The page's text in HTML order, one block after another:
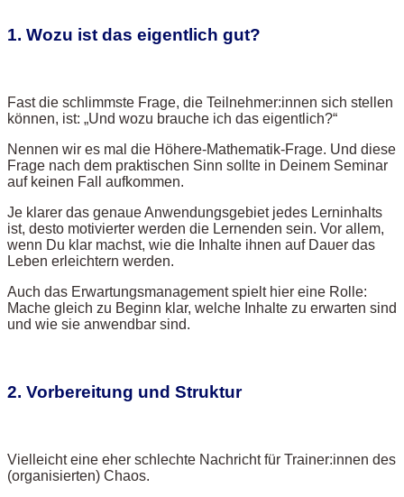
1. Wozu ist das eigentlich gut?
Fast die schlimmste Frage, die Teilnehmer:innen sich stellen
können, ist: „Und wozu brauche ich das eigentlich?“
Nennen wir es mal die Höhere-Mathematik-Frage. Und diese
Frage nach dem praktischen Sinn sollte in Deinem Seminar
auf keinen Fall aufkommen.
Je klarer das genaue Anwendungsgebiet jedes Lerninhalts
ist, desto motivierter werden die Lernenden sein. Vor allem,
wenn Du klar machst, wie die Inhalte ihnen auf Dauer das
Leben erleichtern werden.
Auch das Erwartungsmanagement spielt hier eine Rolle:
Mache gleich zu Beginn klar, welche Inhalte zu erwarten sind
und wie sie anwendbar sind.
2. Vorbereitung und Struktur
Vielleicht eine eher schlechte Nachricht für Trainer:innen des
(organisierten) Chaos.